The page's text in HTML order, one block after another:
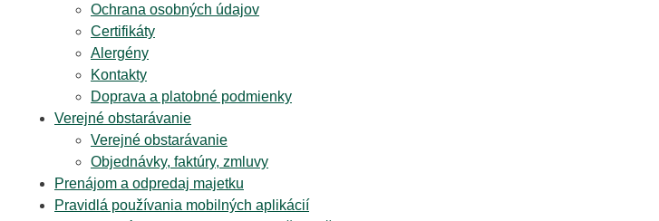
Ochrana osobných údajov
Certifikáty
Alergény
Kontakty
Doprava a platobné podmienky
Verejné obstarávanie
Verejné obstarávanie
Objednávky, faktúry, zmluvy
Prenájom a odpredaj majetku
Pravidlá používania mobilných aplikácií